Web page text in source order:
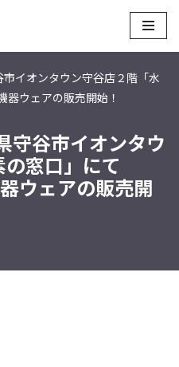
イオンタウン守谷店２階「水
器ウェアの販売開始！
守谷市イオンタウ
窓口」にて
ウェアの販売開